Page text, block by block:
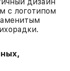
с логотипом